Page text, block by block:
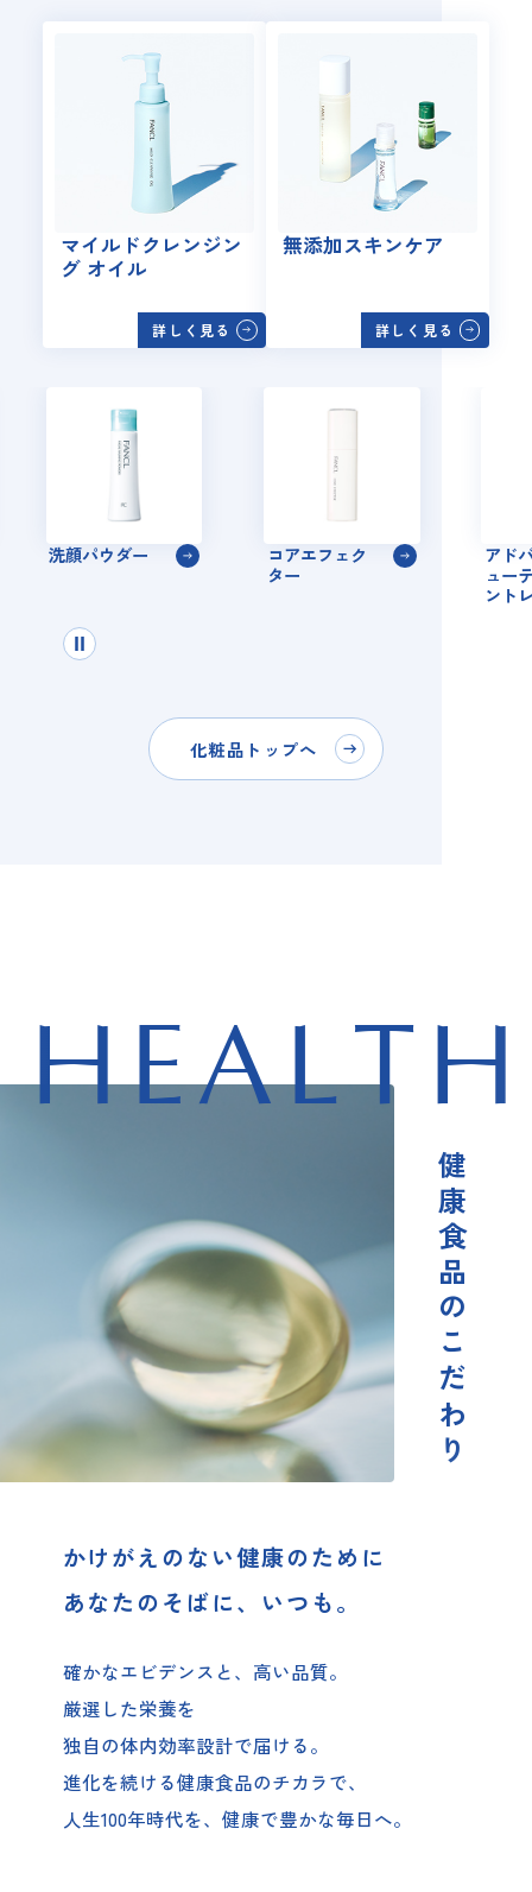
マイルドクレンジン
グ オイル
詳しく見る
無添加スキンケア
詳しく見る
洗顔パウダー
コアエフェク
ター
アドバ
ューテ
ントレ
化粧品トップへ
HEALTH
健康食品のこだわり
かけがえのない健康のために
あなたのそばに、いつも。
確かなエビデンスと、高い品質。
厳選した栄養を
独自の体内効率設計で届ける。
進化を続ける健康食品のチカラで、
人生100年時代を、健康で豊かな毎日へ。